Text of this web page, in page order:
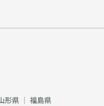
形県 ｜ 福島県